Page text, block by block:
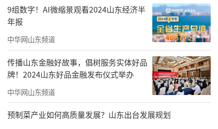
9组数字！AI微缩景观看2024山东经济半
年报
中华网山东频道
传播山东金融好故事，倡树服务实体好品
牌！2024山东好品金融发布仪式举办
中华网山东频道
预制菜产业如何高质量发展？山东出台发展规划